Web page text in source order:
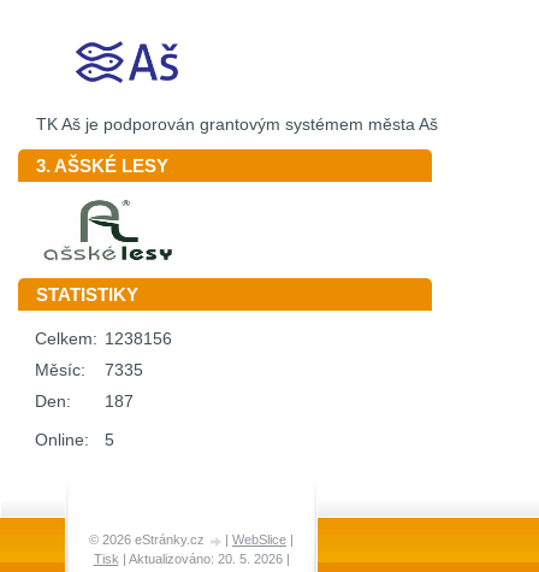
TK Aš je podporován grantovým systémem města Aš
3. AŠSKÉ LESY
STATISTIKY
Online: 5
Celkem: 1238156
Měsíc:
7335
Den:
187
© 2026 eStránky.cz | WebSlice |
Tisk | Aktualizováno: 20. 5. 2026|